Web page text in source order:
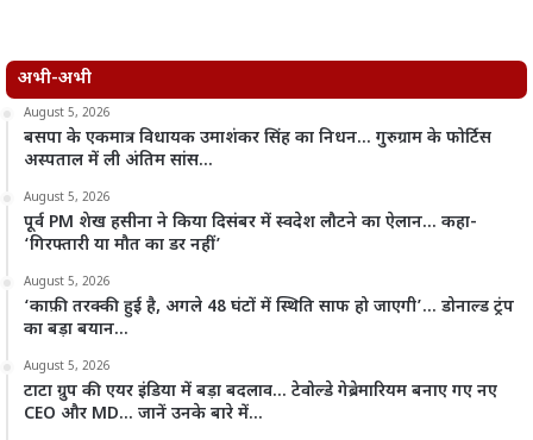
अभी-अभी
August 5, 2026
बसपा के एकमात्र विधायक उमाशंकर सिंह का निधन… गुरुग्राम के फोर्टिस
अस्पताल में ली अंतिम सांस…
August 5, 2026
पूर्व PM शेख हसीना ने किया दिसंबर में स्वदेश लौटने का ऐलान… कहा-
‘गिरफ्तारी या मौत का डर नहीं’
August 5, 2026
‘काफ़ी तरक्की हुई है, अगले 48 घंटों में स्थिति साफ हो जाएगी’… डोनाल्ड ट्रंप
का बड़ा बयान…
August 5, 2026
टाटा ग्रुप की एयर इंडिया में बड़ा बदलाव… टेवोल्डे गेब्रेमारियम बनाए गए नए
CEO और MD… जानें उनके बारे में…